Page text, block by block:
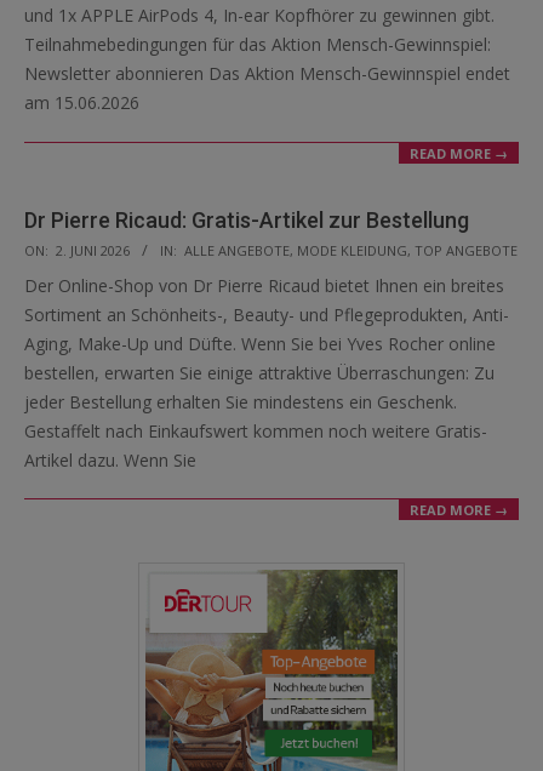
und 1x APPLE AirPods 4, In-ear Kopfhörer zu gewinnen gibt.
Teilnahmebedingungen für das Aktion Mensch-Gewinnspiel:
Newsletter abonnieren Das Aktion Mensch-Gewinnspiel endet
am 15.06.2026
READ MORE →
Dr Pierre Ricaud: Gratis-Artikel zur Bestellung
2026-
06-
02
ON: 2. JUNI 2026 IN: ALLE ANGEBOTE, MODE KLEIDUNG, TOP ANGEBOTE
Der Online-Shop von Dr Pierre Ricaud bietet Ihnen ein breites
Sortiment an Schönheits-, Beauty- und Pflegeprodukten, Anti-
Aging, Make-Up und Düfte. Wenn Sie bei Yves Rocher online
bestellen, erwarten Sie einige attraktive Überraschungen: Zu
jeder Bestellung erhalten Sie mindestens ein Geschenk.
Gestaffelt nach Einkaufswert kommen noch weitere Gratis-
Artikel dazu. Wenn Sie
READ MORE →